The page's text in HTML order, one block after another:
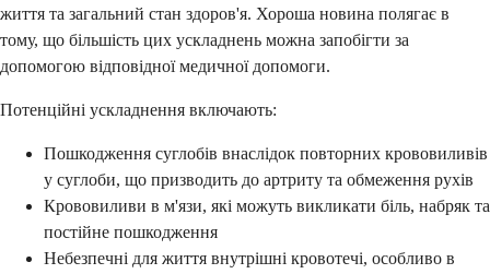
життя та загальний стан здоров'я. Хороша новина полягає в
тому, що більшість цих ускладнень можна запобігти за
допомогою відповідної медичної допомоги.
Потенційні ускладнення включають:
Пошкодження суглобів внаслідок повторних крововиливів
у суглоби, що призводить до артриту та обмеження рухів
Крововиливи в м'язи, які можуть викликати біль, набряк та
постійне пошкодження
Небезпечні для життя внутрішні кровотечі, особливо в